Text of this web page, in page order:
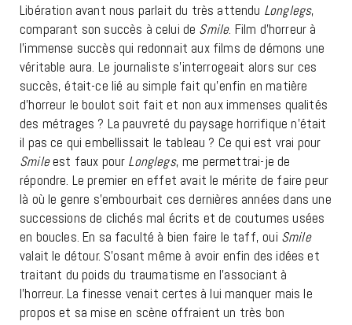
Libération avant nous parlait du très attendu Longlegs,
comparant son succès à celui de Smile. Film d’horreur à
l’immense succès qui redonnait aux films de démons une
véritable aura. Le journaliste s’interrogeait alors sur ces
succès, était-ce lié au simple fait qu’enfin en matière
d’horreur le boulot soit fait et non aux immenses qualités
des métrages ? La pauvreté du paysage horrifique n’était
il pas ce qui embellissait le tableau ? Ce qui est vrai pour
Smileest faux pour Longlegs, me permettrai-je de
répondre. Le premier en effet avait le mérite de faire peur
là où le genre s’embourbait ces dernières années dans une
successions de clichés mal écrits et de coutumes usées
en boucles. En sa faculté à bien faire le taff, oui Smile
valait le détour. S’osant même à avoir enfin des idées et
traitant du poids du traumatisme en l’associant à
l’horreur. La finesse venait certes à lui manquer mais le
propos et sa mise en scène offraient un très bon